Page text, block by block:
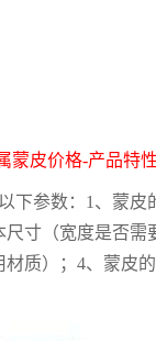
蒙皮价格-产品特
下参数： 1、蒙皮
寸（宽度是否
质）；4、蒙皮